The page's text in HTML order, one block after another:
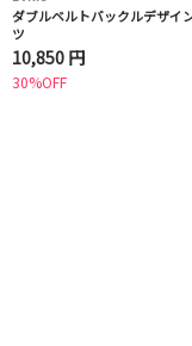
ダブルベルトバックルデザイ
ツ
10,850 円
30%OFF